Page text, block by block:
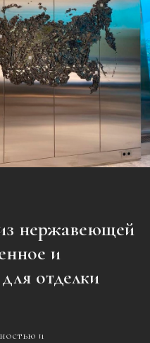
нержавеющей
и
отделки
и